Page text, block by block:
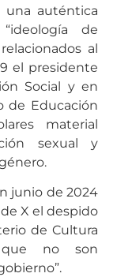
una auténtica
de
al
el presidente
Social y en
de Educación
material
sexual y
junio de 2024
X el despido
de Cultura
que no son